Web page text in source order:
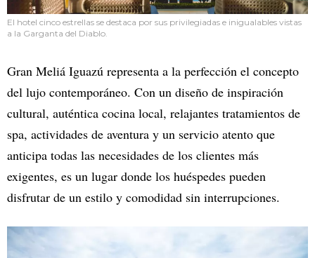
El hotel cinco estrellas se destaca por sus privilegiadas e inigualables vistas
a la Garganta del Diablo.
Gran Meliá Iguazú representa a la perfección el concepto
del lujo contemporáneo. Con un diseño de inspiración
cultural, auténtica cocina local, relajantes tratamientos de
spa, actividades de aventura y un servicio atento que
anticipa todas las necesidades de los clientes más
exigentes, es un lugar donde los huéspedes pueden
disfrutar de un estilo y comodidad sin interrupciones.